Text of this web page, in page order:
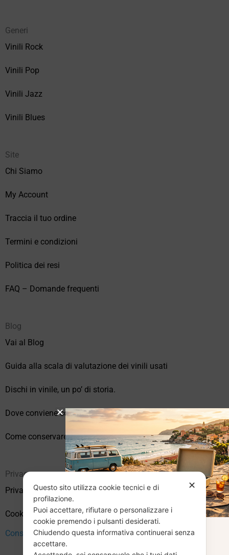
Generi
Vinili Rock
Vinili Pop
Vinili Jazz
Vinili Blues
Site
Chi Siamo
My Account
Traccia il tuo ordine
Termini e condizioni
Politica dei resi
FAQ – Domande frequenti
Blog
Vai al Blog
Guida alla scala di valutazione dei vinili usati
Dischi in vinile, un po’ di storia.
Dove conviene comprare vinili online?
Come conservare correttamente i vinili usati
Privacy
Privacy Policy
Cookie Policy (UE)
Consenso
✕
Questo sito utilizza cookie tecnici e di
profilazione.
Puoi accettare, rifiutare o personalizzare i
cookie premendo i pulsanti desiderati.
Chiudendo questa informativa continuerai senza
accettare.
CHIUSURA